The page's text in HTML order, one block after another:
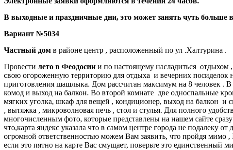
В выходные и праздничные дни, это может занять чуть больше
Вариант №5034
Частный дом в районе центр , расположенный по ул .Халтурина .
Провести лето в Феодосии и по настоящему насладиться
свою огороженную территорию для отдыха и вечерних посиделок
приготовления шашлыка. Дом рассчитан максимум на 8 человек .
комод и выход на балкон. Во второй комнате две односпальные
мягких уголка, шкаф для вещей , кондиционер, выход на балкон и
, вытяжка , микроволновая печь , стол и стулья. Для полного
многочисленным фото, которые представлены на нашем сайте
что,карта яндекс указала что в самом центре города не подалеку
огромной ответственностью можем Вам заявить, что пройдя мимо
если это пятно на карте Вас смущает, поверьте это единственный